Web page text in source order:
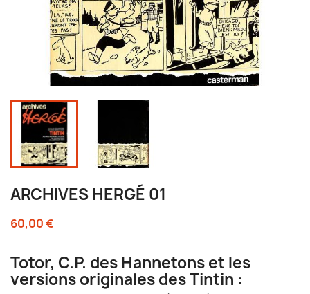
ARCHIVES HERGÉ 01
60,00 €
Totor, C.P. des Hannetons et les
versions originales des Tintin :